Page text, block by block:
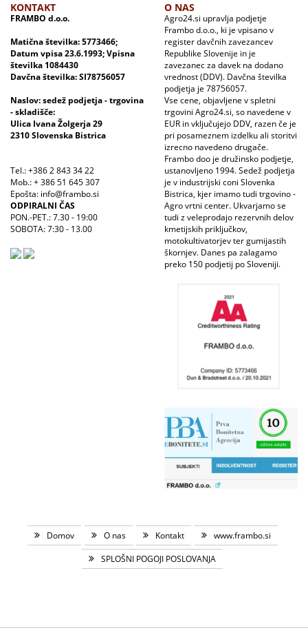
KONTAKT
FRAMBO d.o.o.
Matična številka: 5773466;
Datum vpisa 23.6.1993; Vpisna
številka 1084430
Davčna številka: SI78756057
Naslov: sedež podjetja - trgovina
- skladišče:
Ulica Ivana Žolgerja 29
2310 Slovenska Bistrica
Tel.: +386 2 843 34 22
Mob.: + 386 51 645 307
Epošta: info@frambo.si
ODPIRALNI ČAS
PON.-PET.: 7.30 - 19:00
SOBOTA: 7:30 - 13.00
O NAS
Agro24.si upravlja podjetje
Frambo d.o.o., ki je vpisano v
register davčnih zavezancev
Republike Slovenije in je
zavezanec za davek na dodano
vrednost (DDV). Davčna številka
podjetja je 78756057.
Vse cene, objavljene v spletni
trgovini Agro24.si, so navedene v
EUR in vključujejo DDV, razen če je
pri posameznem izdelku ali storitvi
izrecno navedeno drugače.
Frambo doo je družinsko podjetje,
ustanovljeno 1994. Sedež podjetja
je v industrijski coni Slovenka
Bistrica, kjer imamo tudi trgovino -
Agro vrtni center. Ukvarjamo se
tudi z veleprodajo rezervnih delov
kmetijskih priključkov,
motokultivatorjev ter gumijastih
škornjev. Danes pa zalagamo
preko 150 podjetij po Sloveniji.
Domov O nas Kontakt
www.frambo.si
SPLOŠNI POGOJI POSLOVANJA